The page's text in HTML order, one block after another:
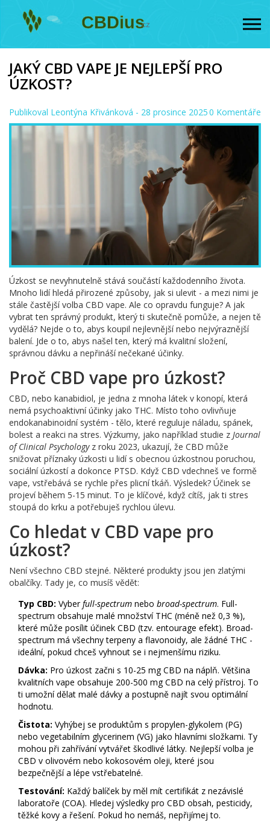
JAKÝ CBD VAPE JE NEJLEPŠÍ PRO
ÚZKOST?
Publikoval Leontýna Křivánková - 28 prosince 20250 Komentáře
Úzkost se nevyhnutelně stává součástí každodenního života.
Mnoho lidí hledá přirozené způsoby, jak si ulevit - a mezi nimi je
stále častější volba CBD vape. Ale co opravdu funguje? A jak
vybrat ten správný produkt, který ti skutečně pomůže, a nejen tě
vydělá? Nejde o to, abys koupil nejlevnější nebo nejvýraznější
balení. Jde o to, abys našel ten, který má kvalitní složení,
správnou dávku a nepřináší nečekané účinky.
Proč CBD vape pro úzkost?
CBD, nebo kanabidiol, je jedna z mnoha látek v konopí, která
nemá psychoaktivní účinky jako THC. Místo toho ovlivňuje
endokanabinoidní systém - tělo, které reguluje náladu, spánek,
bolest a reakci na stres. Výzkumy, jako například studie z Journal
of Clinical Psychologyz roku 2023, ukazují, že CBD může
snižovat příznaky úzkosti u lidí s obecnou úzkostnou poruchou,
sociální úzkostí a dokonce PTSD. Když CBD vdechneš ve formě
vape, vstřebává se rychle přes plicní tkáň. Výsledek? Účinek se
projeví během 5-15 minut. To je klíčové, když cítíš, jak ti stres
stoupá do krku a potřebuješ rychlou úlevu.
Co hledat v CBD vape pro
úzkost?
Není všechno CBD stejné. Některé produkty jsou jen zlatými
obalčíky. Tady je, co musíš vědět:
Typ CBD: Vyberfull-spectrum nebo broad-spectrum. Full-
spectrum obsahuje malé množství THC (méně než 0,3 %),
které může posílit účinek CBD (tzv. entourage efekt). Broad-
spectrum má všechny terpeny a flavonoidy, ale žádné THC -
ideální, pokud chceš vyhnout se i nejmenšímu riziku.
Dávka: Pro úzkost začni s 10-25 mg CBD na náplň. Většina
kvalitních vape obsahuje 200-500 mg CBD na celý přístroj. To
ti umožní dělat malé dávky a postupně najít svou optimální
hodnotu.
Čistota: Vyhýbej se produktům s propylen-glykolem (PG)
nebo vegetabilním glycerinem (VG) jako hlavními složkami. Ty
mohou při zahřívání vytvářet škodlivé látky. Nejlepší volba je
CBD v olivovém nebo kokosovém oleji, které jsou
bezpečnější a lépe vstřebatelné.
Testování: Každý balíček by měl mít certifikát z nezávislé
laboratoře (COA). Hledej výsledky pro CBD obsah, pesticidy,
těžké kovy a řešení. Pokud ho nemáš, nepřijímej to.